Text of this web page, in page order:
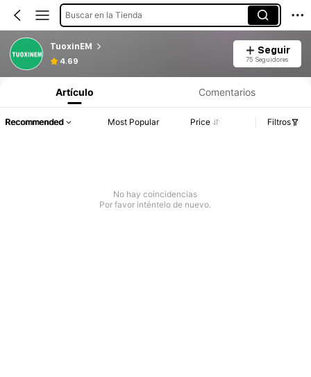
Buscar en la Tienda
TuoxinEM
4.69
Seguir
75 Seguidores
Artículo Comentarios
Recommended Most Popular Price Filtros
No hay coincidencias
Por favor inténtelo de nuevo.